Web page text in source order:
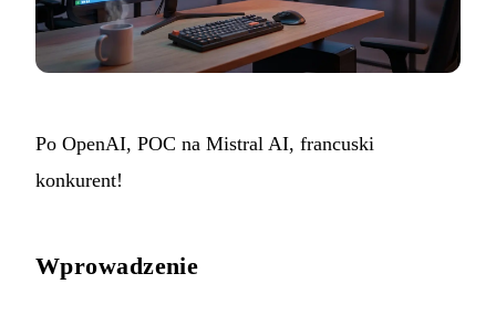
Po OpenAI, POC na Mistral AI, francuski
konkurent!
Wprowadzenie